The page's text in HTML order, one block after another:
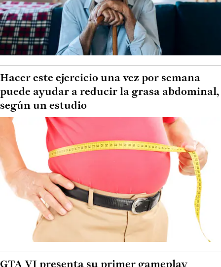
Hacer este ejercicio una vez por semana
puede ayudar a reducir la grasa abdominal,
según un estudio
GTA VI presenta su primer gameplay